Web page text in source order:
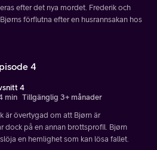
efter det nya mordet. Frederik och
förflutna efter en husrannsakan hos
4
4
min Tillgänglig 3+ månader
är övertygad om att Bjørn är
dock på en annan brottsprofil. Bjørn
en hemlighet som kan lösa fallet.